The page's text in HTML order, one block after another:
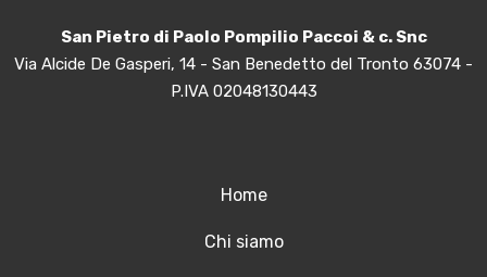
San Pietro di Paolo Pompilio Paccoi & c. Snc
Via Alcide De Gasperi, 14 - San Benedetto del Tronto 63074 -
P.IVA 02048130443
Home
Chi siamo